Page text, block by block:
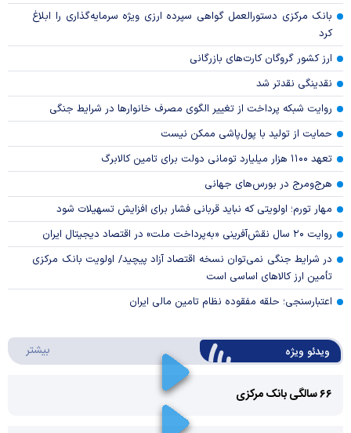
بانک مرکزی دستورالعمل گواهی سپرده ارزی ویژه سرمایه‌گذاری را ابلاغ
کرد
ارز کشور گروگان کارت‌های بازرگانی
نقدینگی نقدتر شد
روایت شبکه پرداخت از تغییر الگوی مصرف خانوار‌ها در شرایط جنگی
حمایت از تولید با پول‌پاشی ممکن نیست
تعهد ۱۱۰۰ هزار میلیارد تومانی دولت برای تامین کالابرگ
هرج‌ومرج در بورس‌های جهانی
مهار تورم؛ اولویتی که نباید قربانی فشار برای افزایش تسهیلات شود
روایت ۲۰ سال نقش‌آفرینی «به‌پرداخت ملت» در اقتصاد دیجیتال ایران
در شرایط جنگی نمی‌توان نسخه اقتصاد آزاد پیچید/ اولویت بانک مرکزی
تأمین ارز کالا‌های اساسی است
اعتبارسنجی؛ حلقه مفقوده نظام تامین مالی ایران
ویدئو ویژه بیشتر
۶۶ سالگی بانک مرکزی